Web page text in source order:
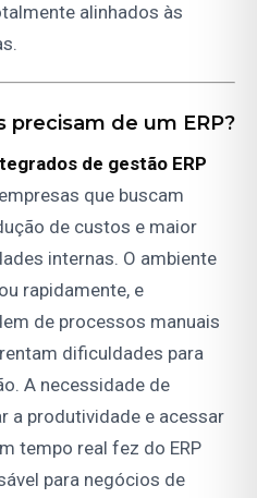
alinhados às
precisam de um ERP?
de gestão ERP
que buscam
de custos e maior
internas. O ambiente
rapidamente, e
de processos manuais
dificuldades para
A necessidade de
a produtividade e acessar
tempo real fez do ERP
para negócios de